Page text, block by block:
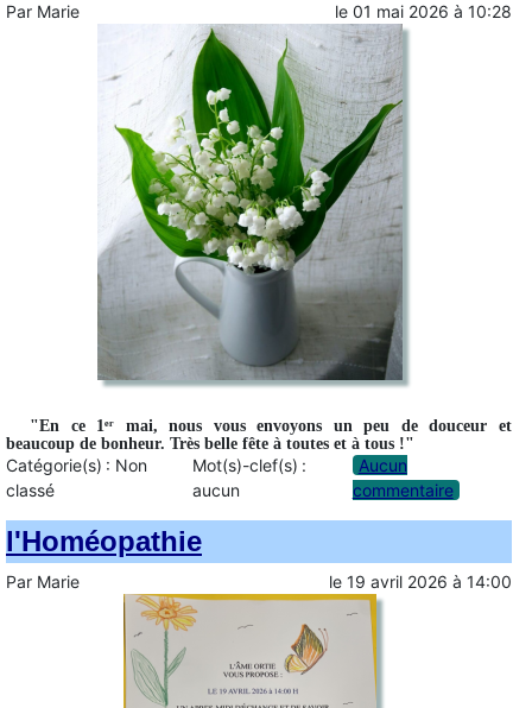
Par Marie le 01 mai 2026 à 10:28
"En ce 1ᵉʳ mai, nous vous envoyons un peu de douceur et
beaucoup de bonheur. Très belle fête à toutes et à tous !"
Catégorie(s) : Non
classé
Mot(s)-clef(s) :
aucun
Aucun
commentaire
l'Homéopathie
Par Marie le 19 avril 2026 à 14:00